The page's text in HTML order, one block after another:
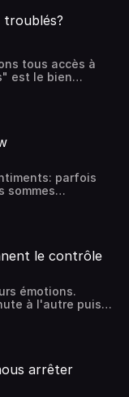
pas une
la surchauffe
s'emballe, qu'on
cérébral!
troublés?
tous accès à
est le bien
où écouter
source avant
parfois
sommes
sérénité. Alors
limpides qui
au fil de
le contrôle
émotions.
à l'autre puis
si nos émotions
passage? Si
arrêter